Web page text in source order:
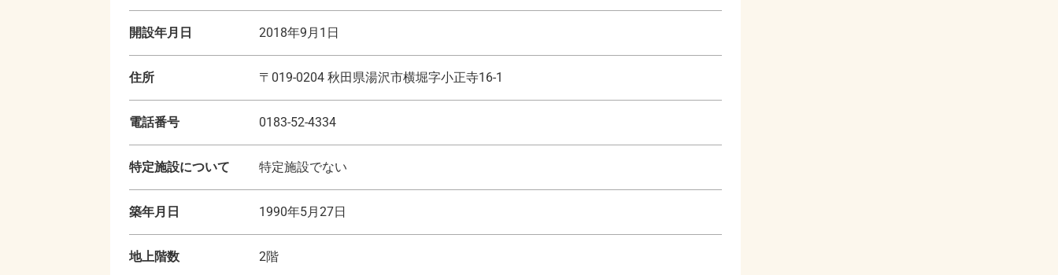
開設年月日 2018年9月1日
住所 〒 019-0204 秋田県湯沢市横堀字小正寺16-1
電話番号 0183-52-4334
特定施設について 特定施設でない
築年月日 1990年5月27日
地上階数 2階